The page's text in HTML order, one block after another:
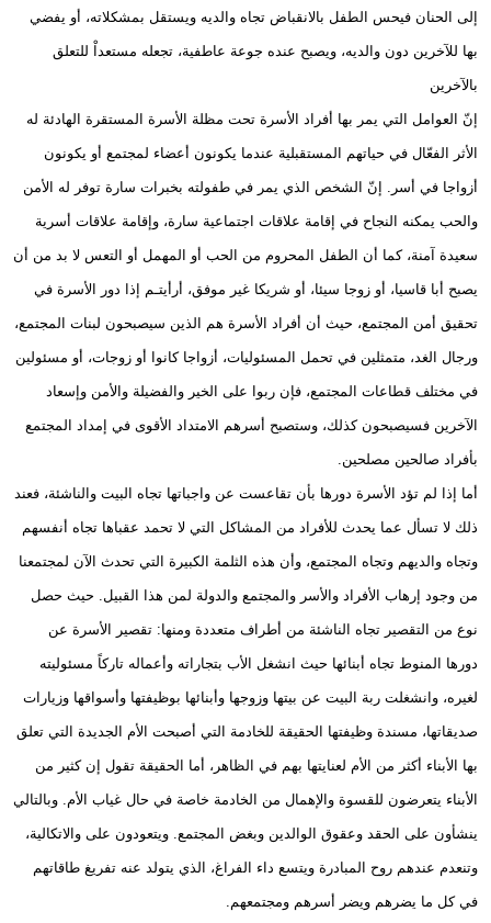
إلى الحنان فيحس الطفل بالانقباض تجاه والديه ويستقل بمشكلاته، أو يفضي
بها للآخرين دون والديه، ويصبح عنده جوعة عاطفية، تجعله مستعداْ للتعلق
بالآخرين
إنّ العوامل التي يمر بها أفراد الأسرة تحت مظلة الأسرة المستقرة الهادئة له
الأثر الفعّال في حياتهم المستقبلية عندما يكونون أعضاء لمجتمع أو يكونون
أزواجا في أسر. إنّ الشخص الذي يمر في طفولته بخبرات سارة توفر له الأمن
والحب يمكنه النجاح في إقامة علاقات اجتماعية سارة، وإقامة علاقات أسرية
سعيدة آمنة، كما أن الطفل المحروم من الحب أو المهمل أو التعس لا بد من أن
يصبح أبا قاسيا، أو زوجا سيئا، أو شريكا غير موفق، أرأيتـم إذا دور الأسرة في
تحقيق أمن المجتمع، حيث أن أفراد الأسرة هم الذين سيصبحون لبنات المجتمع،
ورجال الغد، متمثلين في تحمل المسئوليات، أزواجا كانوا أو زوجات، أو مسئولين
في مختلف قطاعات المجتمع، فإن ربوا على الخير والفضيلة والأمن وإسعاد
الآخرين فسيصبحون كذلك، وستصبح أسرهم الامتداد الأقوى في إمداد المجتمع
بأفراد صالحين مصلحين.
أما إذا لم تؤد الأسرة دورها بأن تقاعست عن واجباتها تجاه البيت والناشئة، فعند
ذلك لا تسأل عما يحدث للأفراد من المشاكل التي لا تحمد عقباها تجاه أنفسهم
وتجاه والديهم وتجاه المجتمع، وأن هذه الثلمة الكبيرة التي تحدث الآن لمجتمعنا
من وجود إرهاب الأفراد والأسر والمجتمع والدولة لمن هذا القبيل. حيث حصل
نوع من التقصير تجاه الناشئة من أطراف متعددة ومنها: تقصير الأسرة عن
دورها المنوط تجاه أبنائها حيث انشغل الأب بتجاراته وأعماله تاركاً مسئوليته
لغيره، وانشغلت ربة البيت عن بيتها وزوجها وأبنائها بوظيفتها وأسواقها وزيارات
صديقاتها، مسندة وظيفتها الحقيقة للخادمة التي أصبحت الأم الجديدة التي تعلق
بها الأبناء أكثر من الأم لعنايتها بهم في الظاهر، أما الحقيقة تقول إن كثير من
الأبناء يتعرضون للقسوة والإهمال من الخادمة خاصة في حال غياب الأم. وبالتالي
ينشأون على الحقد وعقوق الوالدين وبغض المجتمع. ويتعودون على والاتكالية،
وتنعدم عندهم روح المبادرة ويتسع داء الفراغ، الذي يتولد عنه تفريغ طاقاتهم
في كل ما يضرهم ويضر أسرهم ومجتمعهم.